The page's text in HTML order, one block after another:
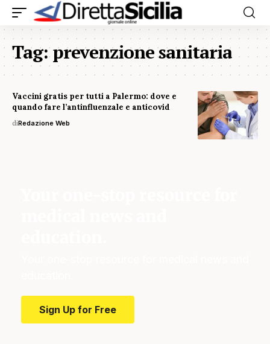
Tag:prevenzione sanitaria
Vaccini gratis per tutti a Palermo: dove e
quando fare l’antinfluenzale e anticovid
diRedazione Web
Sign Up for Free